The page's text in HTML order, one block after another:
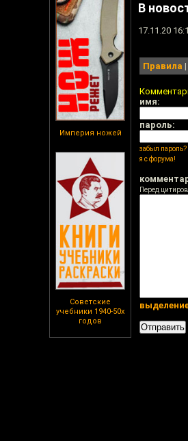
Империя ножей
Советские
учебники 1940-50х
годов
В
17.11.20
Правила |
имя:
пароль:
забыл пароль?
я с форума!
Перед